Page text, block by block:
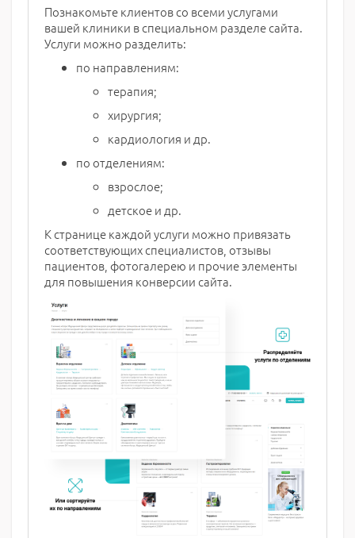
Познакомьте клиентов со всеми услугами
вашей клиники в специальном разделе сайта.
Услуги можно разделить:
по направлениям:
терапия;
хирургия;
кардиология и др.
по отделениям:
взрослое;
детское и др.
К странице каждой услуги можно привязать
соответствующих специалистов, отзывы
пациентов, фотогалерею и прочие элементы
для повышения конверсии сайта.